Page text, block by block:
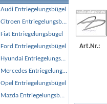
Audi Entriegelungsbügel
Citroen Entriegelungsbügel
Fiat Entriegelungsbügel
Ford Entriegelungsbügel
Hyundai Entriegelungsbügel
Mercedes Entriegelungsbügel
Opel Entriegelungsbügel
Mazda Entriegelungsbügel
Art.Nr.: